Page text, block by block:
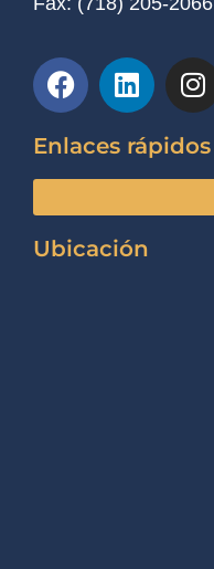
Enlaces rápidos
Ubicación